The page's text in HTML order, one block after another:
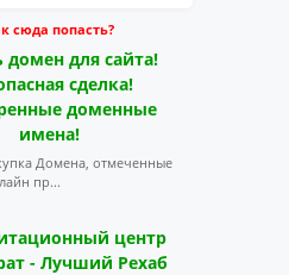
сюда попасть?
домен для сайта!
сделка!
доменные
имена!
Домена, отмеченные
пр...
центр
- Лучший Рехаб